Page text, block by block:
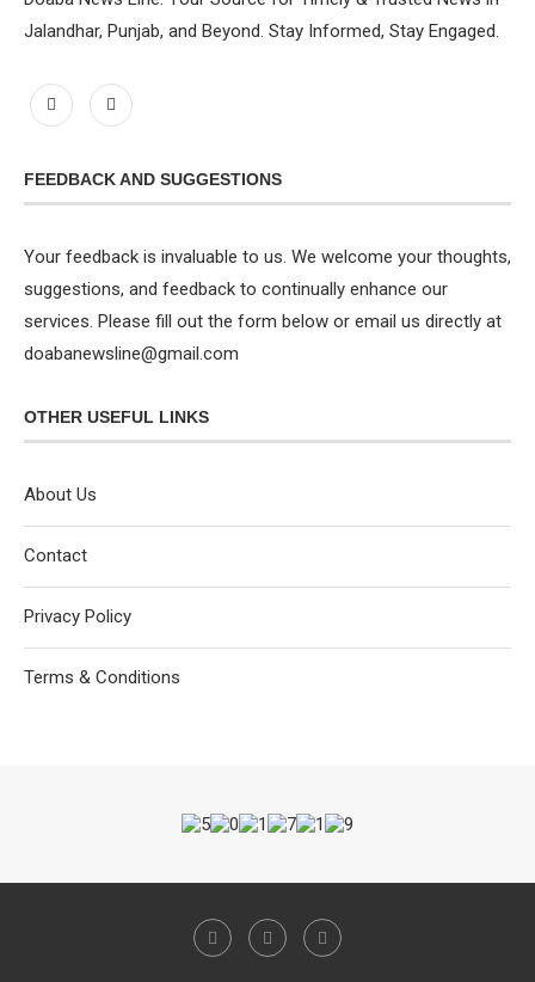
Jalandhar, Punjab, and Beyond. Stay Informed, Stay Engaged.
FEEDBACK AND SUGGESTIONS
Your feedback is invaluable to us. We welcome your thoughts,
suggestions, and feedback to continually enhance our
services. Please fill out the form below or email us directly at
doabanewsline@gmail.com
OTHER USEFUL LINKS
About Us
Contact
Privacy Policy
Terms & Conditions